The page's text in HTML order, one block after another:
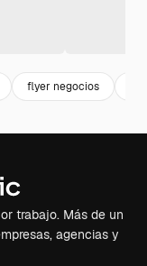
flyer negocios
trabajo. Más de un
agencias y